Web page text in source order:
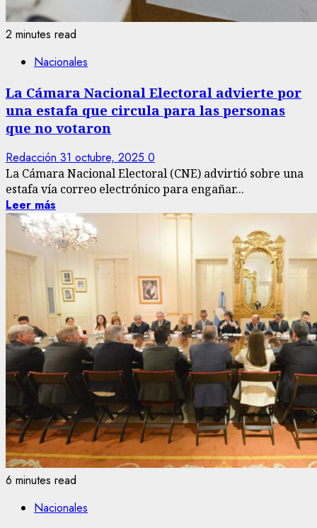
2 minutes read
Nacionales
La Cámara Nacional Electoral advierte por
una estafa que circula para las personas
que no votaron
Redacción 31 octubre, 2025 0
La Cámara Nacional Electoral (CNE) advirtió sobre una
estafa vía correo electrónico para engañar...
Leer más
6 minutes read
Nacionales